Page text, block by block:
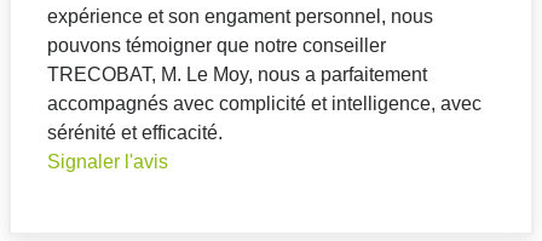
expérience et son engament personnel, nous
pouvons témoigner que notre conseiller
TRECOBAT, M. Le Moy, nous a parfaitement
accompagnés avec complicité et intelligence, avec
sérénité et efficacité.
Signaler l'avis